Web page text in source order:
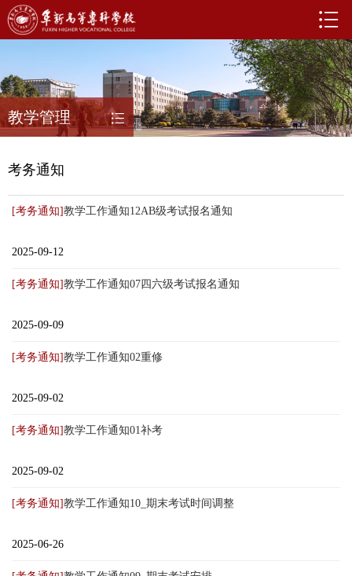
教学管理
考务通知
[考务通知]教学工作通知12AB级考试报名通知
2025-09-12
[考务通知]教学工作通知07四六级考试报名通知
2025-09-09
[考务通知]教学工作通知02重修
2025-09-02
[考务通知]教学工作通知01补考
2025-09-02
[考务通知]教学工作通知10_期末考试时间调整
2025-06-26